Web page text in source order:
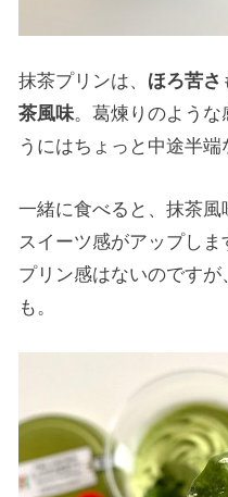
抹茶プリンは、 ほろ苦さ
茶風味。葛煉りのよう
うにはちょっと中途半端
一緒に食べると、抹茶風
スイーツ感がアップしま
プリン感はないのですが
も。